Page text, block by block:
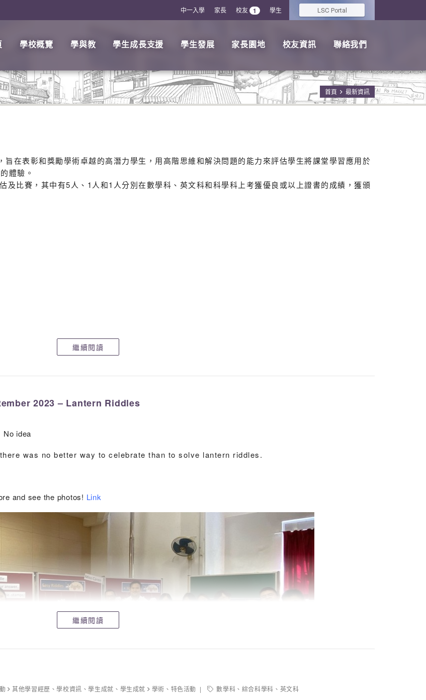
中一入學 家長 校友 1 學生 LSC Portal
學校概覽 學與教 學生成長支援 學生發展 家長園地 校友資訊 聯絡我們
首頁 最新資訊
在表彰和獎勵學術卓越的高潛力學生，用高階思維和解決問題的能力來評估學生將課堂學習應用於
體驗。
及比賽，其中有5人、1人和1人分別在數學科、英文科和科學科上考獲優良或以上證書的成績，獲頒
繼續閱讀
2023 – Lantern Riddles
idea
was no better way to celebrate than to solve lantern riddles.
and see the photos! Link
繼續閱讀
其他學習經歷 、學校資訊 、學生成就 、 學生成就 學術 、 特色活動 數學科 、 綜合科學科 、 英文科